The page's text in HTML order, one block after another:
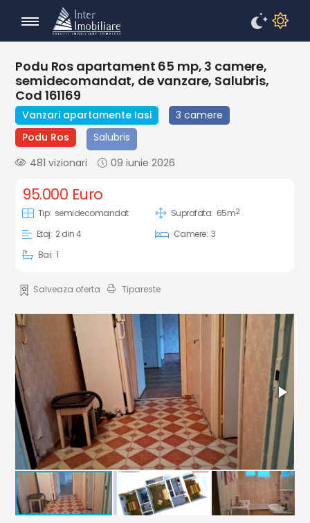
Podu Ros apartament 65 mp, 3 camere,
semidecomandat, de vanzare, Salubris,
Cod 161169
Vanzari apartamente Iasi
3 camere
Podu Ros
Salubris
481 vizionari
09 iunie 2026
95.000 Euro
Tip: semidecomandat Suprafata: 65m2
Etaj: 2 din 4 Camere: 3
Bai: 1
Salveaza oferta Tipareste